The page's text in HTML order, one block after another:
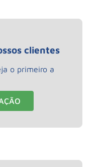
clientes
o primeiro a